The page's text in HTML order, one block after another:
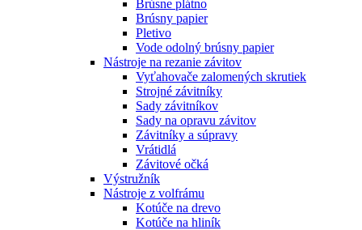
Brúsne plátno
Brúsny papier
Pletivo
Vode odolný brúsny papier
Nástroje na rezanie závitov
Vyťahovače zalomených skrutiek
Strojné závitníky
Sady závitníkov
Sady na opravu závitov
Závitníky a súpravy
Vrátidlá
Závitové očká
Výstružník
Nástroje z volfrámu
Kotúče na drevo
Kotúče na hliník